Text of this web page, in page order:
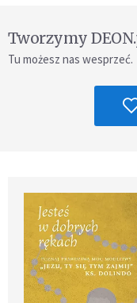
Tworzymy
Tu możesz nas wesprzeć.